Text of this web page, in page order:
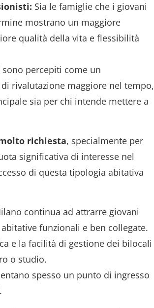
Sia le famiglie che i giovani
mostrano un maggiore
qualità della vita e flessibilità
percepiti come un
rivalutazione maggiore nel tempo,
sia per chi intende mettere a
richiesta, specialmente per
significativa di interesse nel
di questa tipologia abitativa
continua ad attrarre giovani
funzionali e ben collegate.
e la facilità di gestione dei bilocali
o studio.
spesso un punto di ingresso